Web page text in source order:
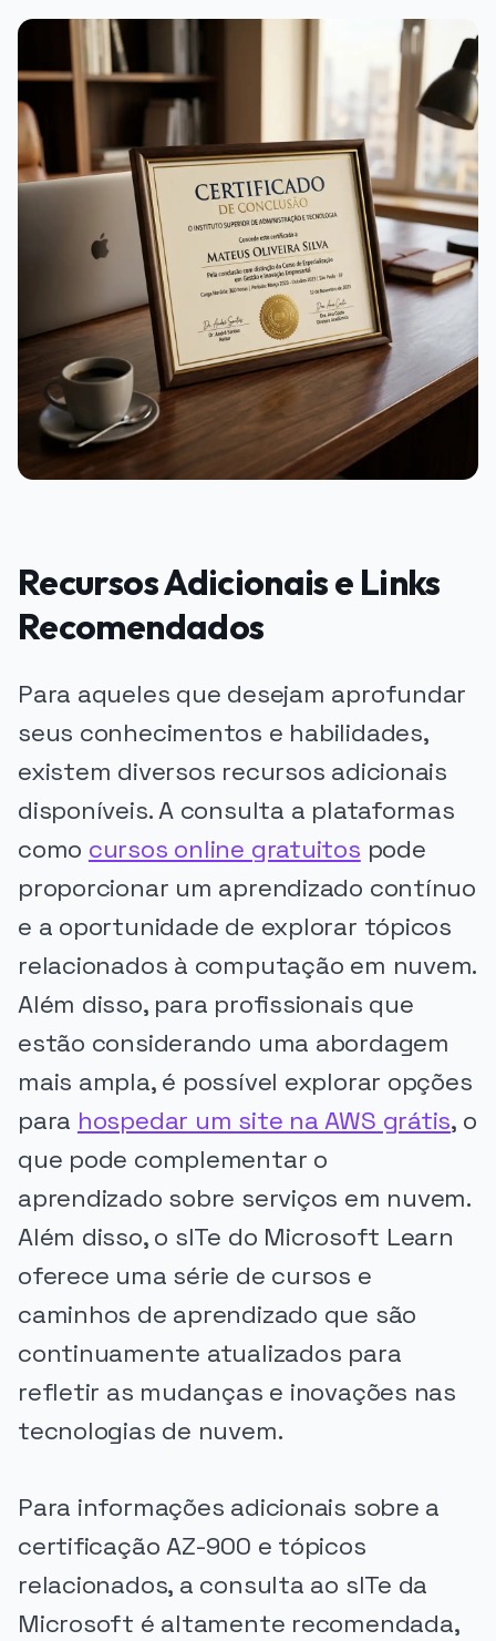
Recursos Adicionais e Links
Recomendados
Para aqueles que desejam aprofundar
seus conhecimentos e habilidades,
existem diversos recursos adicionais
disponíveis. A consulta a plataformas
como cursos online gratuitos pode
proporcionar um aprendizado contínuo
e a oportunidade de explorar tópicos
relacionados à computação em nuvem.
Além disso, para profissionais que
estão considerando uma abordagem
mais ampla, é possível explorar opções
para hospedar um site na AWS grátis, o
que pode complementar o
aprendizado sobre serviços em nuvem.
Além disso, o sITe do Microsoft Learn
oferece uma série de cursos e
caminhos de aprendizado que são
continuamente atualizados para
refletir as mudanças e inovações nas
tecnologias de nuvem.
Para informações adicionais sobre a
certificação AZ-900 e tópicos
relacionados, a consulta ao sITe da
Microsoft é altamente recomendada,